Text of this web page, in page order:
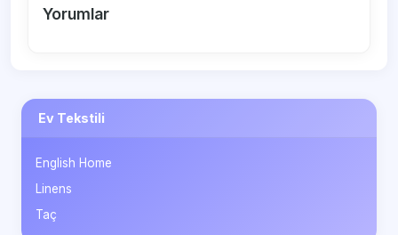
Yorumlar
Ev Tekstili
English Home
Linens
Taç